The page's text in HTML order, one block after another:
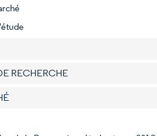
RECHERCHE